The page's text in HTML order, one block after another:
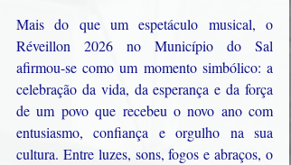
Mais do que um espetáculo musical, o
Réveillon 2026 no Município do Sal
afirmou-se como um momento simbólico: a
celebração da vida, da esperança e da força
de um povo que recebeu o novo ano com
entusiasmo, confiança e orgulho na sua
cultura. Entre luzes, sons, fogos e abraços, o